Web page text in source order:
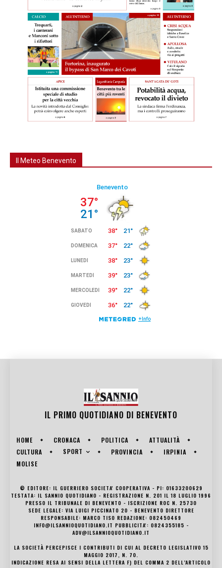
Il Meteo Benevento
IL PRIMO QUOTIDIANO DI BENEVENTO
HOME CRONACA POLITICA
ATTUALITÀ
CULTURA
SPORT PROVINCIA
IRPINIA
MOLISE
© EDITORE: IL GUERRIERO SOCIETA' COOPERATIVA - PI: 01633200629
TESTATA: IL SANNIO QUOTIDIANO - REGISTRAZIONE N. 201 IL 18 LUGLIO 1996
PRESSO IL TRIBUNALE DI BENEVENTO - ISCRIZIONE ROC N. 25730
SEDE LEGALE: VIA LUIGI PICCINATO 20 - BENEVENTO DIRETTORE
RESPONSABILE: MARCO TISO REDAZIONE: 082450469
INFO@ILSANNIOQUOTIDIANO.IT PUBBLICITA': 0824355185 -
ADV@ILSANNIOQUOTIDIANO.IT
LA SOCIETÀ PERCEPISCE I CONTRIBUTI DI CUI AL DECRETO LEGISLATIVO 15
MAGGIO 2017, N. 70.
INDICAZIONE RESA AI SENSI DELLA LETTERA F) DEL COMMA 2 DELL’ARTICOLO